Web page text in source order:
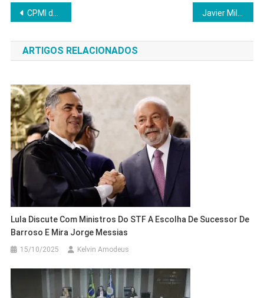
Navegação
de
Post
CPMI do INSS avança e mira venda de avião ligada a deputado; senador será convocado
ARTIGOS RELACIONADOS
Lula Discute Com Ministros Do STF A Escolha De Sucessor De
Barroso E Mira Jorge Messias
15/10/2025 Kelvin Amodeus